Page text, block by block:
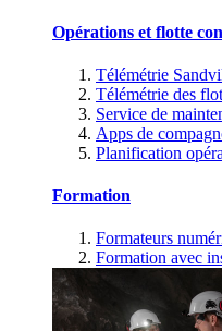
Opérations et flotte
Télémétrie
Télémétrie des
Service de
Apps de
Planification
Formation
Formateurs
Formation avec